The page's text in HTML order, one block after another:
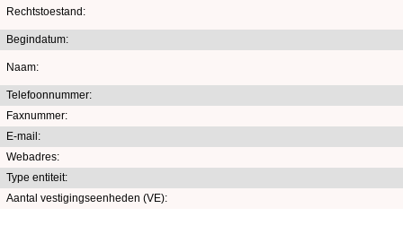
Rechtstoestand:
Begindatum:
Naam:
Telefoonnummer:
Faxnummer:
E-mail:
Webadres:
Type entiteit:
Aantal vestigingseenheden (VE):